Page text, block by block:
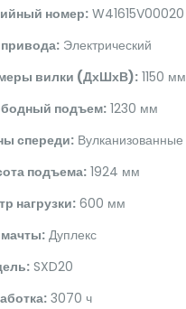
номер: W41615V00020
Электрический
вилки (ДхШхВ): 1150 мм
подъем: 1230 мм
спереди: Вулканизованные
подъема: 1924 мм
нагрузки: 600 мм
Дуплекс
SXD20
3070 ч